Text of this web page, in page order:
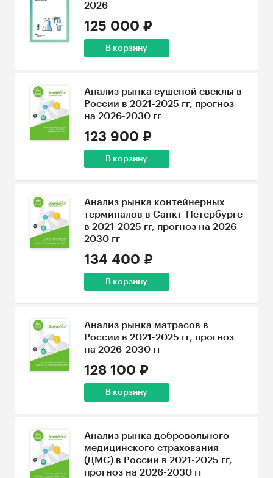
2026
125 000 ₽
В корзину
Анализ рынка сушеной свеклы в
России в 2021-2025 гг, прогноз
на 2026-2030 гг
123 900 ₽
В корзину
Анализ рынка контейнерных
терминалов в Санкт-Петербурге
в 2021-2025 гг, прогноз на 2026-
2030 гг
134 400 ₽
В корзину
Анализ рынка матрасов в
России в 2021-2025 гг, прогноз
на 2026-2030 гг
128 100 ₽
В корзину
Анализ рынка добровольного
медицинского страхования
(ДМС) в России в 2021-2025 гг,
прогноз на 2026-2030 гг